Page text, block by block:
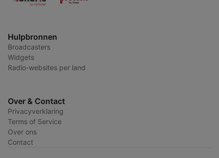
Hulpbronnen
Broadcasters
Widgets
Radio-websites per land
Over & Contact
Privacyverklaring
Terms of Service
Over ons
Contact